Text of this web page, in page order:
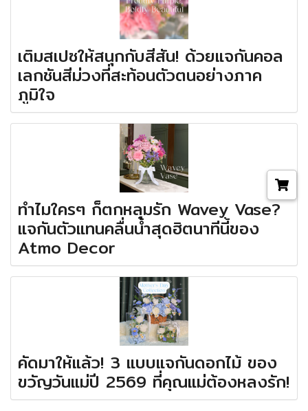
เติมสเปซให้สนุกกับสีสัน! ด้วยแจกันคอล
เลกชันสีม่วงที่สะท้อนตัวตนอย่างภาค
ภูมิใจ
ทำไมใครๆ ก็ตกหลุมรัก Wavey Vase?
แจกันตัวแทนคลื่นน้ำสุดฮิตนาทีนี้ของ
Atmo Decor
คัดมาให้แล้ว! 3 แบบแจกันดอกไม้ ของ
ขวัญวันแม่ปี 2569 ที่คุณแม่ต้องหลงรัก!